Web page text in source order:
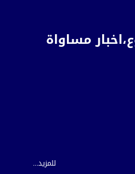
مساواة
للمزيد...